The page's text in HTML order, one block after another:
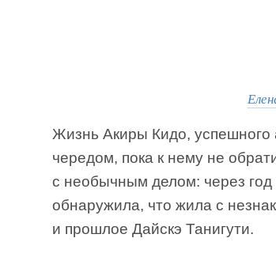
Жизнь Акиры Кидо, успешного
чередом, пока к нему не
с необычным делом: через
обнаружила, что жила с
и прошлое Дайскэ Танигути.